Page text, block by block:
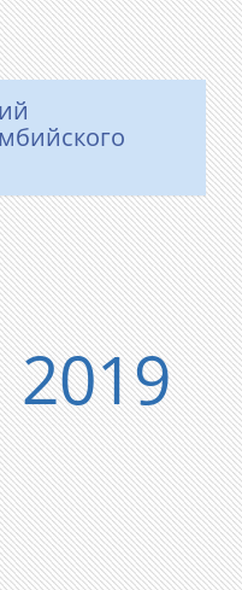
2019